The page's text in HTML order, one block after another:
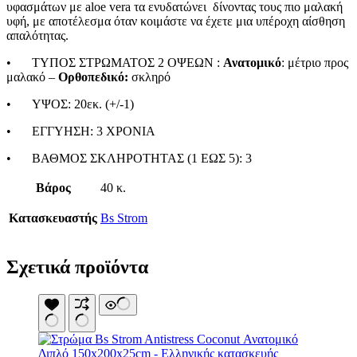
Καθίσματα Αιώρας
Κανάτες
Κούνιες Παιδικές
Κούπες
Μαξιλάρι Στρώματος Ύπνου
Μπουκάλια
Σακίδια Πλάτης
Σκηνές 4-5 Ατόμων
Σκηνές 5-6 Ατόμων
Σκηνές wc
Σκηνές Παράλιας
Σκίαστρα Παραλλαγής
Στρωματά Ύπνου Φουσκωτά
υφασμάτων με aloe vera τα ενυδατώνει δίνοντας τους πιο μαλακή
υφή, με αποτέλεσμα όταν κοιμάστε να έχετε μια υπέροχη αίσθηση
απαλότητας.
•
ΤΥΠΟΣ ΣΤΡΩΜΑΤΟΣ 2 OΨΕΩΝ : Ανατομικό: μέτριο προς
μαλακό – Ορθοπεδικό: σκληρό
•
ΥΨΟΣ: 20εκ. (+/-1)
•
ΕΓΓΥΗΣΗ: 3 ΧΡΟΝIA
•
ΒΑΘΜΟΣ ΣΚΛΗΡΟΤΗΤΑΣ (1 ΕΩΣ 5): 3
Βάρος 40 κ.
Κατασκευαστής Bs Strom
Σχετικά προϊόντα